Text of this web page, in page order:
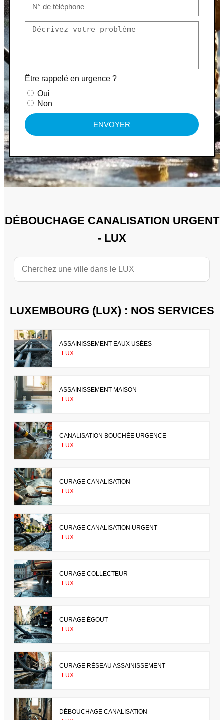
Être rappelé en urgence ?
Oui
Non
ENVOYER
DÉBOUCHAGE CANALISATION URGENT
- LUX
LUXEMBOURG (LUX) : NOS SERVICES
ASSAINISSEMENT EAUX USÉES
LUX
ASSAINISSEMENT MAISON
LUX
CANALISATION BOUCHÉE URGENCE
LUX
CURAGE CANALISATION
LUX
CURAGE CANALISATION URGENT
LUX
CURAGE COLLECTEUR
LUX
CURAGE ÉGOUT
LUX
CURAGE RÉSEAU ASSAINISSEMENT
LUX
DÉBOUCHAGE CANALISATION